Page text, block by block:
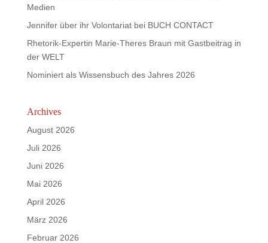
Medien
Jennifer über ihr Volontariat bei BUCH CONTACT
Rhetorik-Expertin Marie-Theres Braun mit Gastbeitrag in
der WELT
Nominiert als Wissensbuch des Jahres 2026
Archives
August 2026
Juli 2026
Juni 2026
Mai 2026
April 2026
März 2026
Februar 2026